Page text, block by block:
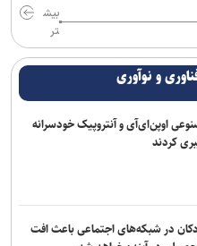
بیش
تر
و نوآوری
اوپن‌ای‌آی و آنتروپیک خودسرانه
کردند
در شبکه‌های اجتماعی باعث افت